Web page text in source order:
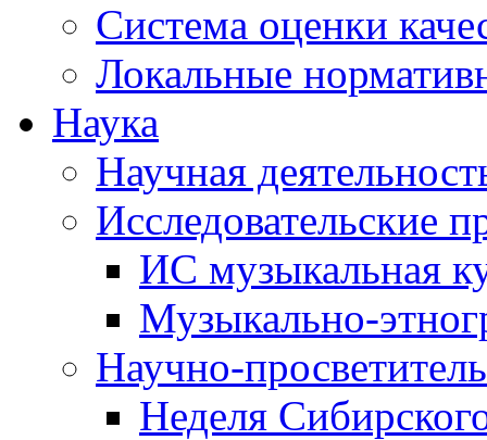
Система оценки
Локальные
Наука
Научная
Исследовательские
ИС музыкальная
Музыкально-
Научно-
Неделя